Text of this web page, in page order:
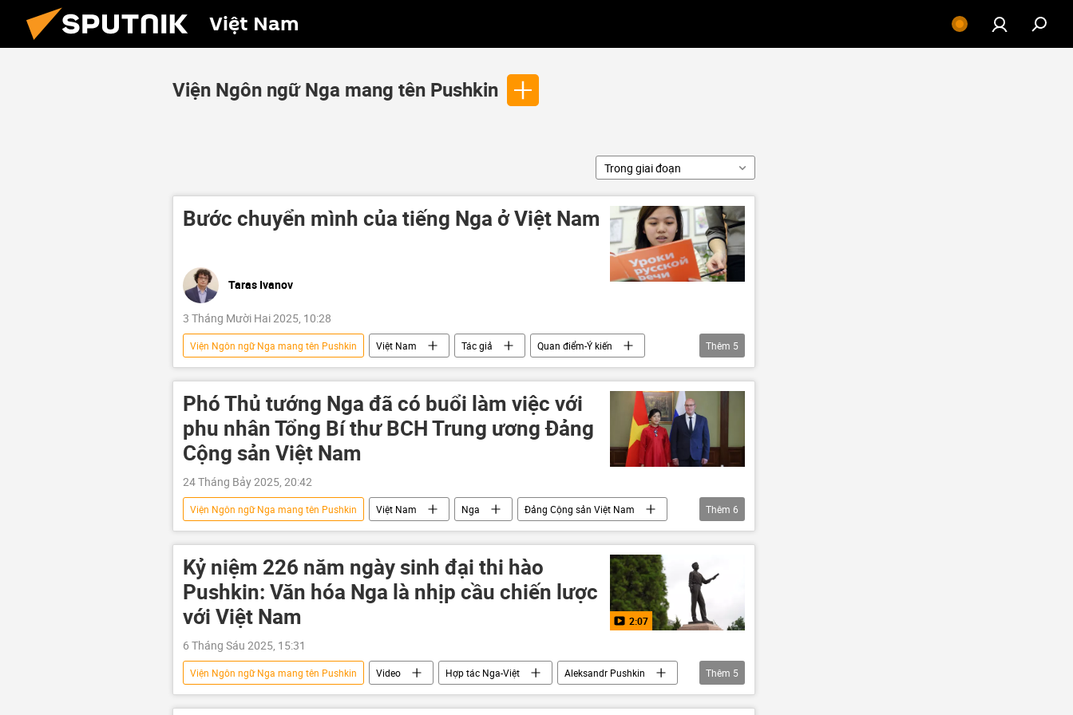
Việt Nam
Viện Ngôn ngữ Nga mang tên Pushkin
Trong giai đoạn
Bước chuyển mình của tiếng Nga ở Việt Nam
Taras Ivanov
3 Tháng Mười Hai 2025, 10:28
Viện Ngôn ngữ Nga mang tên Pushkin Việt Nam Tác giả
Quan điểm-Ý kiến
giáo dục
tiếng Nga hợp tác Hợp tác Nga-Việt Viện Pushkin
Thêm 5
Phó Thủ tướng Nga đã có buổi làm việc với
phu nhân Tổng Bí thư BCH Trung ương Đảng
Cộng sản Việt Nam
24 Tháng Bảy 2025, 20:42
Viện Ngôn ngữ Nga mang tên Pushkin Việt Nam Nga
Đảng Cộng sản Việt Nam
Tô Lâm
Thế giới Chính trị Hợp tác Nga-Việt
giáo dục
Vladimir Putin
Thêm 6
Kỷ niệm 226 năm ngày sinh đại thi hào
Pushkin: Văn hóa Nga là nhịp cầu chiến lược
với Việt Nam
2:07
6 Tháng Sáu 2025, 15:31
Viện Ngôn ngữ Nga mang tên Pushkin Video Hợp tác Nga-Việt
Aleksandr Pushkin
Việt Nam
Liên bang Nga Bộ Giáo dục và Đào Tạo kỷ niệm Multimedia
Thêm 5